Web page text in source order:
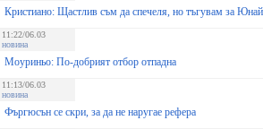
Кристиано: Щастлив съм да спечеля, но тъгувам за
11:22/06.03
новина
Моуриньо: По-добрият отбор отпадна
11:13/06.03
новина
Фъргюсън се скри, за да не наругае рефера